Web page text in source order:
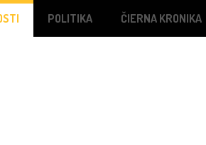
POLITIKA ČIERNA KRONIKA